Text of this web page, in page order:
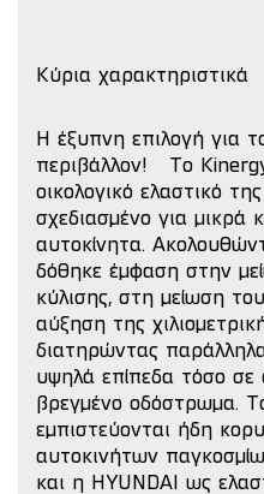
Κύρια χαρακτηριστικά
Η έξυπνη επιλογή για
περιβάλλον!
Το
οικολογικό ελαστικό
σχεδιασμένο για μικρά
αυτοκίνητα.
δόθηκε έμφαση στην
κύλισης, στη μείωση
αύξηση της
διατηρώντας
υψηλά επίπεδα τόσο σε
βρεγμένο οδόστρωμα.
εμπιστεύονται ήδη
αυτοκινήτων
και η HYUNDAI ως